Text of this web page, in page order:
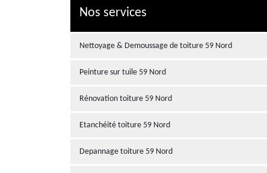
Nos services
Nettoyage & Demoussage de toiture 59 Nord
Peinture sur tuile 59 Nord
Rénovation toiture 59 Nord
Etanchéité toiture 59 Nord
Depannage toiture 59 Nord